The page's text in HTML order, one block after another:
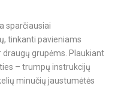
sparčiausiai
tinkanti pavieniams
grupėms. Plaukiant
– trumpų instrukcijų
minučių jaustumėtės